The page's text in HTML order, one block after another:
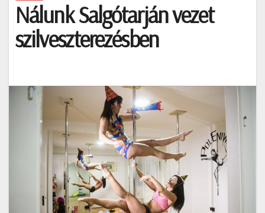
Nálunk Salgótarján vezet
szilveszterezésben